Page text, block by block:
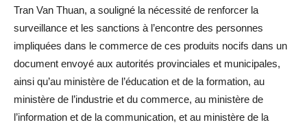
Tran Van Thuan, a souligné la nécessité de renforcer la
surveillance et les sanctions à l’encontre des personnes
impliquées dans le commerce de ces produits nocifs dans un
document envoyé aux autorités provinciales et municipales,
ainsi qu’au ministère de l’éducation et de la formation, au
ministère de l’industrie et du commerce, au ministère de
l’information et de la communication, et au ministère de la